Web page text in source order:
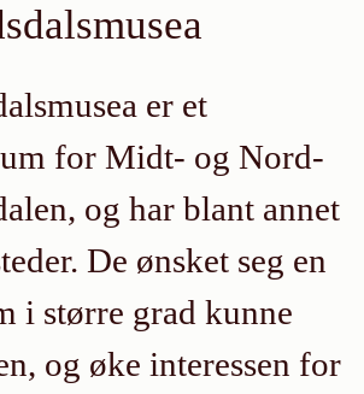
er et
for Midt- og Nord-
og har blant annet
De ønsket seg en
i større grad kunne
og øke interessen for